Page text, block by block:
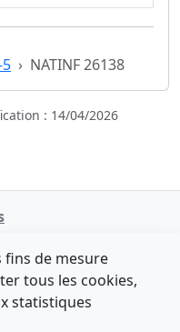
NATINF 26138
: 14/04/2026
?
max).
fins de mesure
tous les cookies,
statistiques